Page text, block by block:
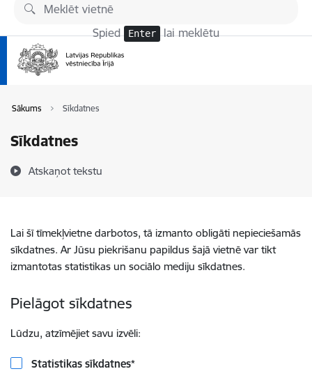
Pāriet uz lapas saturu
Spied Enter lai meklētu
Sākums Sīkdatnes
Sīkdatnes
Atskaņot tekstu
Lai šī tīmekļvietne darbotos, tā izmanto obligāti nepieciešamās
sīkdatnes. Ar Jūsu piekrišanu papildus šajā vietnē var tikt
izmantotas statistikas un sociālo mediju sīkdatnes.
Pielāgot sīkdatnes
Lūdzu, atzīmējiet savu izvēli:
Statistikas sīkdatnes*